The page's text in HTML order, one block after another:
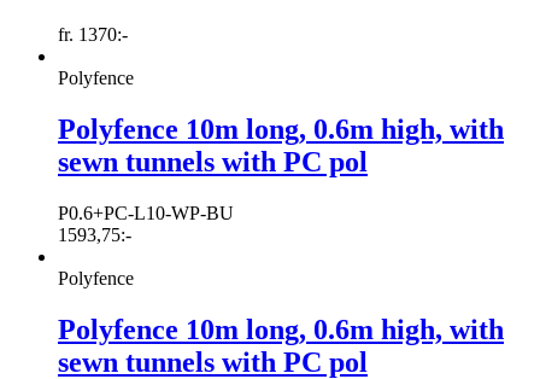
fr. 1370:-
Polyfence
Polyfence 10m long, 0.6m high, with
sewn tunnels with PC pol
P0.6+PC-L10-WP-BU
1593,75:-
Polyfence
Polyfence 10m long, 0.6m high, with
sewn tunnels with PC pol